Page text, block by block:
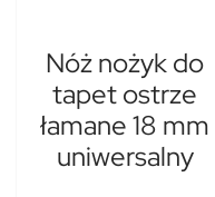
Nóż nożyk do
tapet ostrze
łamane 18 mm
uniwersalny